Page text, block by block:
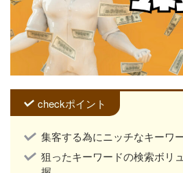
checkポイント
集客する為にニッチなキーワ
狙ったキーワードの検索ボリ